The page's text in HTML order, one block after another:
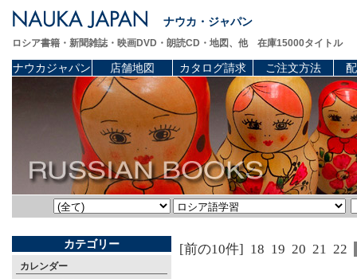
ナウカ・ジャパン
ロシア書籍・新聞雑誌・映画DVD・朗読CD・地図、他 在庫15000タイトル
ナウカジャパン 店舗地図 カタログ請求 ご注文方法
カテゴリー
カレンダー
[前の10件] 18 19 20 21 22